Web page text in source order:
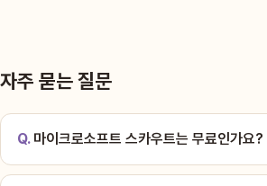
자주 묻는 질문
마이크로소프트 스카우트는 무료인가요?